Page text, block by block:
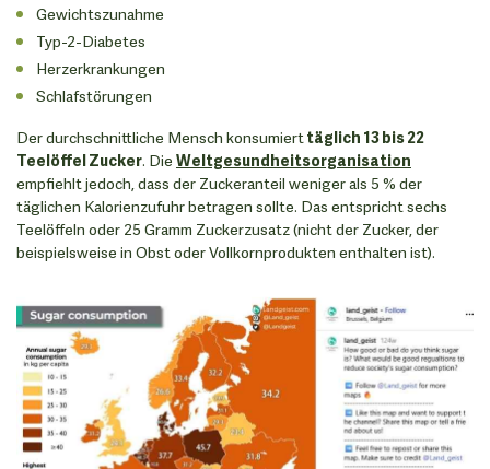
Gewichtszunahme
Typ-2-Diabetes
Herzerkrankungen
Schlafstörungen
Der durchschnittliche Mensch konsumiert täglich 13 bis 22
Teelöffel Zucker. Die Weltgesundheitsorganisation
empfiehlt jedoch, dass der Zuckeranteil weniger als 5 % der
täglichen Kalorienzufuhr betragen sollte. Das entspricht sechs
Teelöffeln oder 25 Gramm Zuckerzusatz (nicht der Zucker, der
beispielsweise in Obst oder Vollkornprodukten enthalten ist).